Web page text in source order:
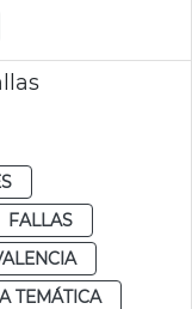
FALLAS
TEMÁTICA